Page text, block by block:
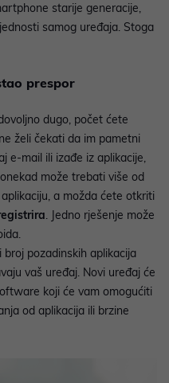
starije generacije,
samog uređaja. Stoga
prespor
dugo, počet ćete
želi čekati da im pametni
e-mail ili izađe iz aplikacije,
može trebati više od
a možda ćete otkriti
. Jedno rješenje može
pozadinskih aplikacija
vaš uređaj. Novi uređaj će
koji će vam omogućiti
od aplikacija ili brzine